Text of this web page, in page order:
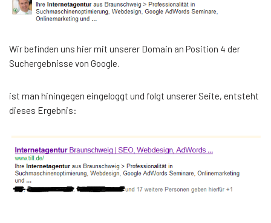
Wir befinden uns hier mit unserer Domain an Position 4 der
Suchergebnisse von Google.
ist man hiningegen eingeloggt und folgt unserer Seite, entsteht
dieses Ergebnis: